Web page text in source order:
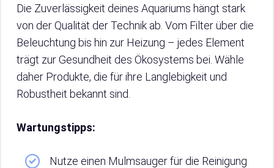
Die Zuverlässigkeit deines Aquariums hängt stark
von der Qualität der Technik ab. Vom Filter über die
Beleuchtung bis hin zur Heizung – jedes Element
trägt zur Gesundheit des Ökosystems bei. Wähle
daher Produkte, die für ihre Langlebigkeit und
Robustheit bekannt sind.
Wartungstipps:
Nutze einen Mulmsauger für die Reinigung